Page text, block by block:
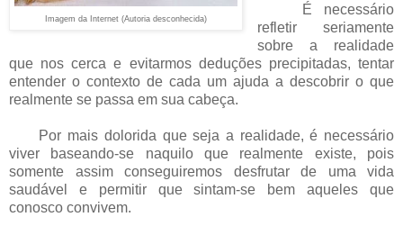
Imagem da Internet (Autoria desconhecida)
É necessário
refletir seriamente
sobre a realidade
que nos cerca e evitarmos deduções precipitadas, tentar
entender o contexto de cada um ajuda a descobrir o que
realmente se passa em sua cabeça.
Por mais dolorida que seja a realidade, é necessário
viver baseando-se naquilo que realmente existe, pois
somente assim conseguiremos desfrutar de uma vida
saudável e permitir que sintam-se bem aqueles que
conosco convivem.